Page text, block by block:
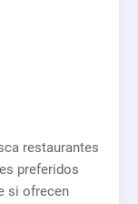
restaurantes
preferidos
si ofrecen